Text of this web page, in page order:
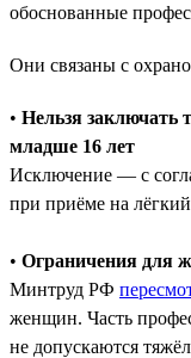
обоснованные
Они связаны с
• Нельзя заключать
младше 16 лет
Исключение — с
при приёме на
• Ограничения для
Минтруд РФ
женщин. Часть
не допускаются